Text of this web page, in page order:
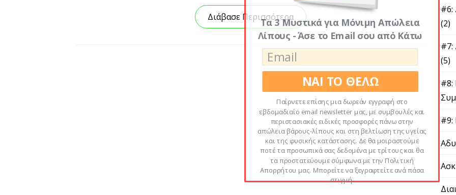
Διάβασε Περισσότερα
#6:
(2)
#7:
(5)
#8:
#9:
Τα 3 Μυστικά για Μόνιμη Απώλεια
Λίπους - Άσε το Email σου από Κάτω
ΝΑΙ ΤΟ ΘΕΛΩ
Παίρνετε επίσης μια δωρεάν εγγραφή στο
εβδομαδιαίο email newsletter μας, με συμβουλές και
περιστασιακές ειδικές προσφορές πάνω στην
απώλεια βάρους-λίπους και στη βελτίωση της υγείας
και της φυσικής κατάστασης. Δε θα μοιραστούμε
ποτέ τα προσωπικά σας δεδομένα με τρίτους και θα
τα προστατεύουμε σύμφωνα με την Πολιτική
Απορρήτου μας. Μπορείτε να ξεγραφτείτε ανά πάσα
στιγμή.